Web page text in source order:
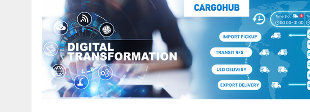
AUGUSTUS 7, 2026 | STAKING CABINEPERSONEEL NOORSE TAK SAS OP LAATSTE MOMENT AFGEBLAZEN